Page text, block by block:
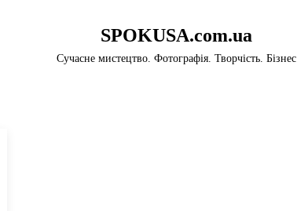
SPOKUSA.com.ua
Сучасне мистецтво. Фотографія. Творчість. Бізнес